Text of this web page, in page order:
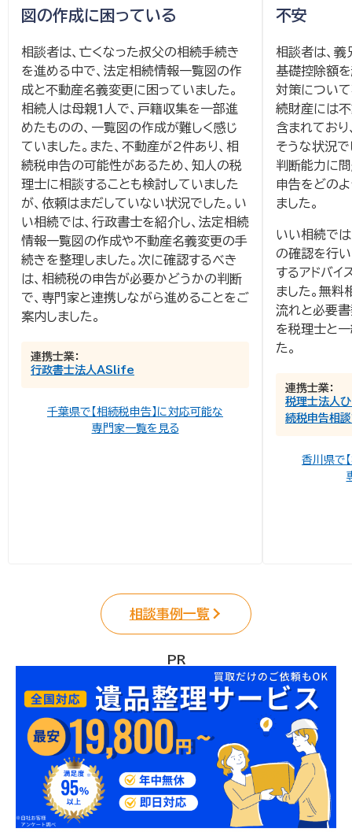
図の作成に困っている
相談者は、亡くなった叔父の相続手続き
を進める中で、法定相続情報一覧図の作
成と不動産名義変更に困っていました。
相続人は母親1人で、戸籍収集を一部進
めたものの、一覧図の作成が難しく感じ
ていました。また、不動産が2件あり、相
続税申告の可能性があるため、知人の税
理士に相談することも検討していました
が、依頼はまだしていない状況でした。い
い相続では、行政書士を紹介し、法定相続
情報一覧図の作成や不動産名義変更の手
続きを整理しました。次に確認するべき
は、相続税の申告が必要かどうかの判断
で、専門家と連携しながら進めることをご
案内しました。
連携士業：
行政書士法人ASlife
千葉県で【相続税申告】に対応可能な
専門家一覧を見る
不安
相談者は、
基礎控除額
対策につい
続財産には
含まれてお
そうな状況で
判断能力に
申告をどの
ました。
いい相続で
の確認を行
するアドバイ
ました。無料
流れと必要
を税理士と
た。
連携士業：
税理士法人ひ
続税申告相談
香川県で
相談事例一覧
PR